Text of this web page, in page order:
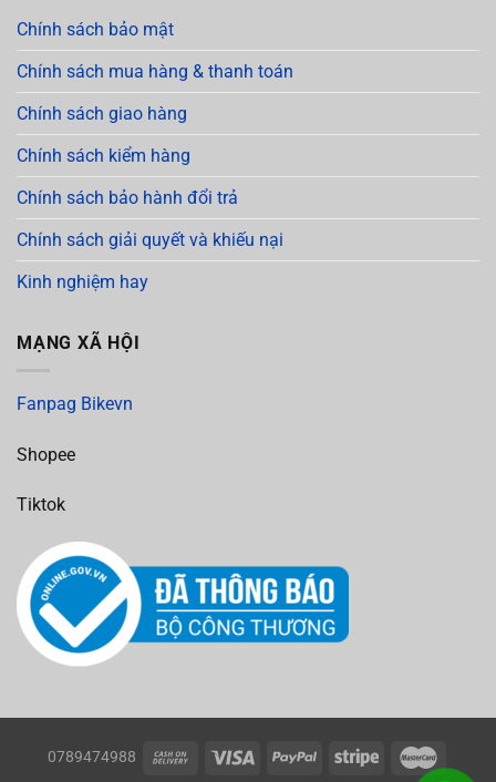
Chính sách bảo mật
Chính sách mua hàng & thanh toán
Chính sách giao hàng
Chính sách kiểm hàng
Chính sách bảo hành đổi trả
Chính sách giải quyết và khiếu nại
Kinh nghiệm hay
MẠNG XÃ HỘI
Fanpag Bikevn
Shopee
Tiktok
0789474988